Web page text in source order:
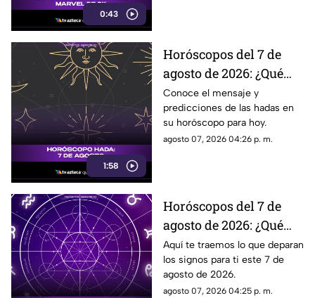
0:43
1:58
Horóscopos del 7 de
agosto de 2026: ¿Qué
revelan las hadas hoy?
Conoce el mensaje y
predicciones de las hadas en
su horóscopo para hoy.
agosto 07, 2026 04:26 p. m.
Horóscopos del 7 de
agosto de 2026: ¿Qué
revelan los aztecas
hoy?
Aquí te traemos lo que deparan
los signos para ti este 7 de
agosto de 2026.
agosto 07, 2026 04:25 p. m.